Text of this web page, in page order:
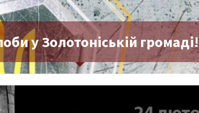
у Золотоніській громаді!